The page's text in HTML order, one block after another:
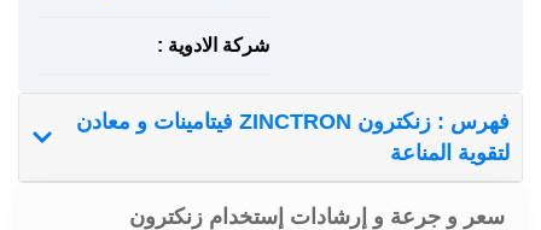
شركة الادوية :
فهرس : زنكترون ZINCTRON فيتامينات و معادن
لتقوية المناعة
سعر و جرعة و إرشادات إستخدام زنكترون